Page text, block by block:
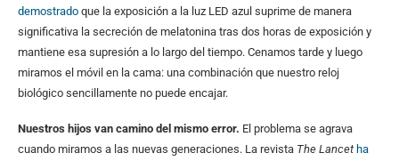
demostrado que la exposición a la luz LED azul suprime de manera
significativa la secreción de melatonina tras dos horas de exposición y
mantiene esa supresión a lo largo del tiempo. Cenamos tarde y luego
miramos el móvil en la cama: una combinación que nuestro reloj
biológico sencillamente no puede encajar.
Nuestros hijos van camino del mismo error. El problema se agrava
cuando miramos a las nuevas generaciones. La revista The Lancet ha